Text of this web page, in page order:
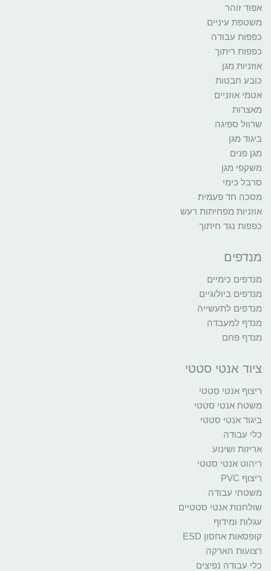
אפוד זוהר
משטפת עיניים
כפפות עבודה
כפפות ריתוך
אוזניות מגן
כובע חבטות
אטמי אוזניים
מאצרות
שרוול ספיגה
ביגוד מגן
מגן פנים
משקפי מגן
סרבל כימי
מסכה חד פעמית
אוזניות מפחיתות רעש
כפפות נגד חיתוך
מנדפים
מנדפים כימיים
מנדפים ביולוגיים
מנדפים לתעשייה
מנדף למעבדה
מנדף פחם
ציוד אנטי סטטי
ריצוף אנטי סטטי
משטח אנטי סטטי
ביגוד אנטי סטטי
כלי עבודה
אריזות ושינוע
ריהוט אנטי סטטי
ריצוף PVC
משטחי עבודה
שולחנות אנטי סטטיים
עגלות ומידוף
קופסאות אחסון ESD
רצועות הארקה
כלי עבודה נפיצים